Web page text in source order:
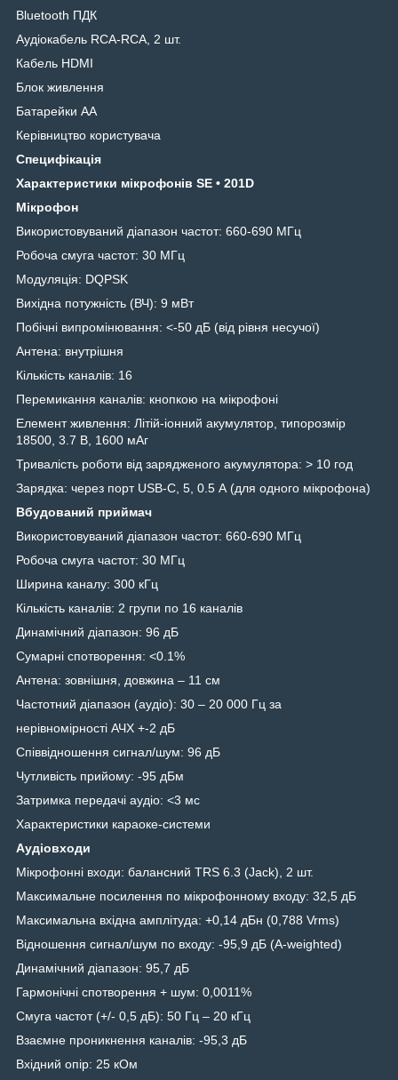
Bluetooth ПДК
Аудіокабель RCA-RCA, 2 шт.
Кабель HDMI
Блок живлення
Батарейки АА
Керівництво користувача
Специфікація
Характеристики мікрофонів SE • 201D
Мікрофон
Використовуваний діапазон частот: 660-690 МГц
Робоча смуга частот: 30 МГц
Модуляція: DQPSK
Вихідна потужність (ВЧ): 9 мВт
Побічні випромінювання: <-50 дБ (від рівня несучої)
Антена: внутрішня
Кількість каналів: 16
Перемикання каналів: кнопкою на мікрофоні
Елемент живлення: Літій-іонний акумулятор, типорозмір
18500, 3.7 В, 1600 мАг
Тривалість роботи від зарядженого акумулятора: > 10 год
Зарядка: через порт USB-C, 5, 0.5 А (для одного мікрофона)
Вбудований приймач
Використовуваний діапазон частот: 660-690 МГц
Робоча смуга частот: 30 МГц
Ширина каналу: 300 кГц
Кількість каналів: 2 групи по 16 каналів
Динамічний діапазон: 96 дБ
Сумарні спотворення: <0.1%
Антена: зовнішня, довжина – 11 см
Частотний діапазон (аудіо): 30 – 20 000 Гц за
нерівномірності АЧХ +-2 дБ
Співвідношення сигнал/шум: 96 дБ
Чутливість прийому: -95 дБм
Затримка передачі аудіо: <3 мс
Характеристики караоке-системи
Аудіовходи
Мікрофонні входи: балансний TRS 6.3 (Jack), 2 шт.
Максимальне посилення по мікрофонному входу: 32,5 дБ
Максимальна вхідна амплітуда: +0,14 дБн (0,788 Vrms)
Відношення сигнал/шум по входу: -95,9 дБ (A-weighted)
Динамічний діапазон: 95,7 дБ
Гармонічні спотворення + шум: 0,0011%
Смуга частот (+/- 0,5 дБ): 50 Гц – 20 кГц
Взаємне проникнення каналів: -95,3 дБ
Вхідний опір: 25 кОм